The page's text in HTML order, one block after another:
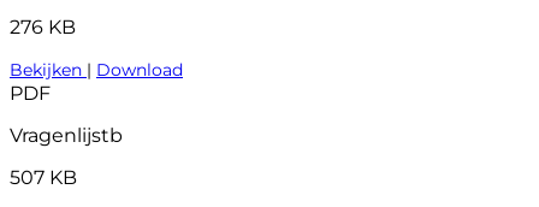
276 KB
Bekijken | Download
PDF
Vragenlijstb
507 KB